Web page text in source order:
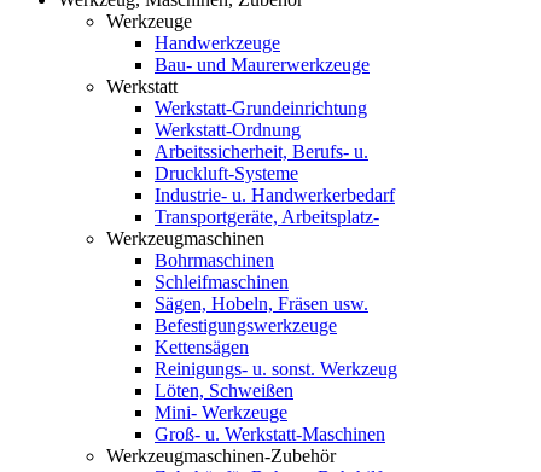
Werkzeuge
Handwerkzeuge
Bau- und Maurerwerkzeuge
Werkstatt
Werkstatt-Grundeinrichtung
Werkstatt-Ordnung
Arbeitssicherheit, Berufs- u.
Druckluft-Systeme
Industrie- u. Handwerkerbedarf
Transportgeräte, Arbeitsplatz-
Werkzeugmaschinen
Bohrmaschinen
Schleifmaschinen
Sägen, Hobeln, Fräsen usw.
Befestigungswerkzeuge
Kettensägen
Reinigungs- u. sonst. Werkzeug
Löten, Schweißen
Mini- Werkzeuge
Groß- u. Werkstatt-Maschinen
Werkzeugmaschinen-Zubehör